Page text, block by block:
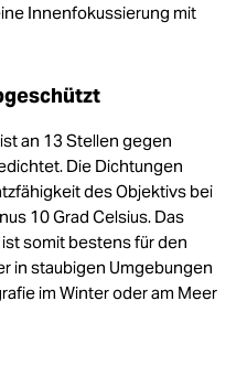
Innenfokussierung mit
an 13 Stellen gegen
Die Dichtungen
des Objektivs bei
10 Grad Celsius. Das
ist somit bestens für den
in staubigen Umgebungen
im Winter oder am Meer